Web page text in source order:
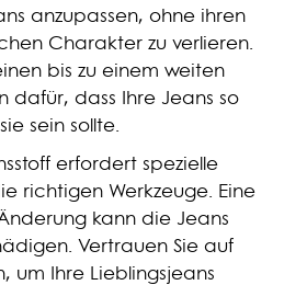
anzupassen, ohne ihren
Charakter zu verlieren.
bis zu einem weiten
dafür, dass Ihre Jeans so
sein sollte.
erfordert spezielle
richtigen Werkzeuge. Eine
kann die Jeans
Vertrauen Sie auf
um Ihre Lieblingsjeans